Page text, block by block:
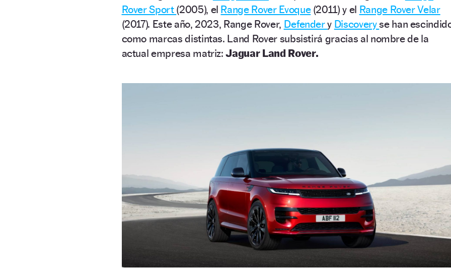
Rover Sport (2005), el Range Rover Evoque(2011) y el Range Rover Velar
(2017). Este año, 2023, Range Rover, Defendery Discoveryse han
como marcas distintas. Land Rover subsistirá gracias al nombre de la
actual empresa matriz:Jaguar Land Rover.